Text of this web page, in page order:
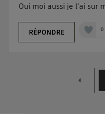
Oui moi aussi je l'ai sur
RÉPONDRE 0